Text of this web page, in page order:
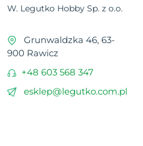
W. Legutko Hobby Sp. z o.o.
Grunwaldzka 46, 63-
900 Rawicz
+48 603 568 347
esklep@legutko.com.pl